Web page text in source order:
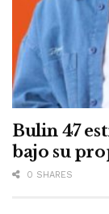
Bulin 47
bajo su
0 SHARES